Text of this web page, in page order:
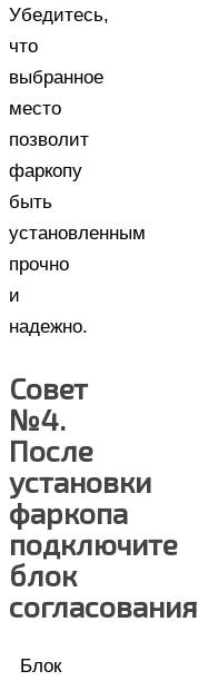
Убедитесь,
что
выбранное
место
позволит
фаркопу
быть
установленным
прочно
и
надежно.
Совет
№4.
После
установки
фаркопа
подключите
блок
согласования
Блок